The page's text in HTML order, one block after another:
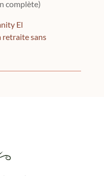
complète)
El
retraite sans